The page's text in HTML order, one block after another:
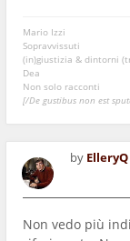
Mario Izzi
Sopravvissuti
(in)giustizia & dintorni
Dea
Non solo racconti
[/De gustibus non est
by ElleryQ
Non vedo più